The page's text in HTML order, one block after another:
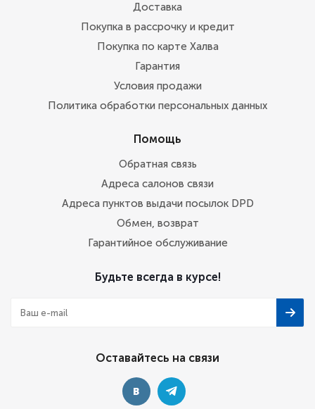
Доставка
Покупка в рассрочку и кредит
Покупка по карте Халва
Гарантия
Условия продажи
Политика обработки персональных данных
Помощь
Обратная связь
Адреса салонов связи
Адреса пунктов выдачи посылок DPD
Обмен, возврат
Гарантийное обслуживание
Будьте всегда в курсе!
Оставайтесь на связи